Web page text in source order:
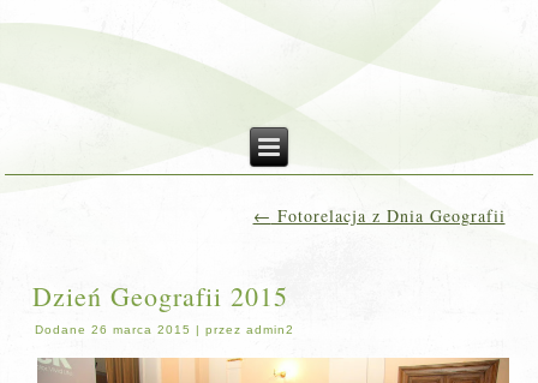
← Fotorelacja z Dnia Geografii
Dzień Geografii 2015
Dodane 26 marca 2015 |przez admin2